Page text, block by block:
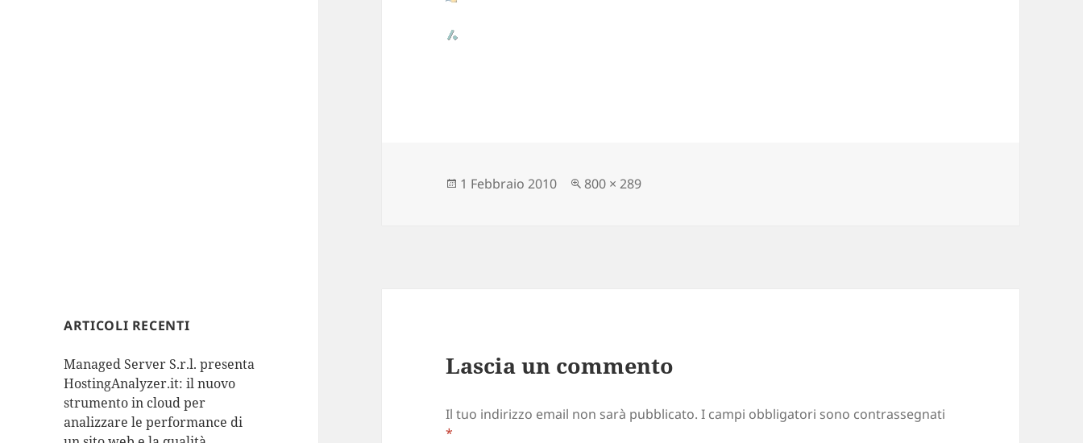
ARTICOLI RECENTI
Managed Server S.r.l. presenta
HostingAnalyzer.it: il nuovo
strumento in cloud per
analizzare le performance di
Scritto
1 Febbraio 2010
Dimensione
800 × 289
Lascia un commento
Il tuo indirizzo email non sarà pubblicato. I campi obbligatori sono contrassegnati
*